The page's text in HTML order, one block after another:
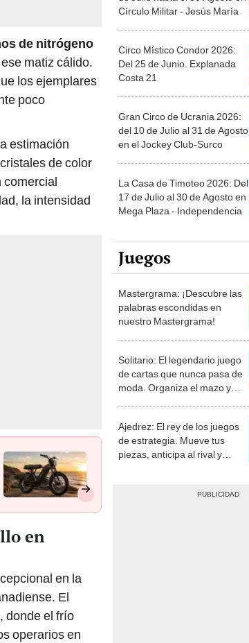
de nitrógeno
matiz cálido.
los ejemplares
poco
estimación
de color
comercial
la intensidad
en
en la
El
donde el frío
operarios en
Círculo Militar - Jesús María
Circo Místico Condor 2026:
Del 25 de Junio. Explanada
Costa 21
Gran Circo de Ucrania 2026:
del 10 de Julio al 31 de Agosto
en el Jockey Club-Surco
La Casa de Timoteo 2026: Del
17 de Julio al 30 de Agosto en
Mega Plaza - Independencia
Juegos
Mastergrama: ¡Descubre las
palabras escondidas en
nuestro Mastergrama!
Solitario: El legendario juego
de cartas que nunca pasa de
moda. Organiza el mazo y
Ajedrez: El rey de los juegos
de estrategia. Mueve tus
piezas, anticipa al rival y